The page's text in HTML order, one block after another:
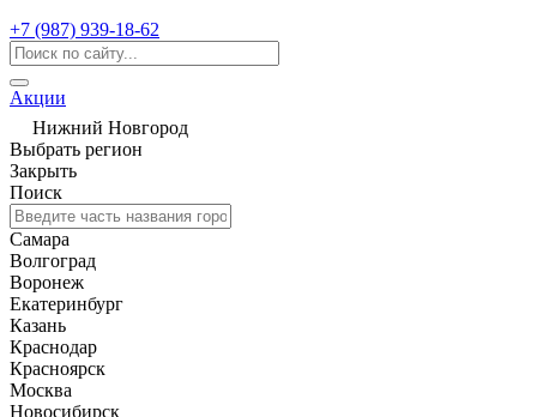
+7 (987) 939-18-62
Акции
Нижний Новгород
Выбрать регион
Закрыть
Поиск
Самара
Волгоград
Воронеж
Екатеринбург
Казань
Краснодар
Красноярск
Москва
Новосибирск